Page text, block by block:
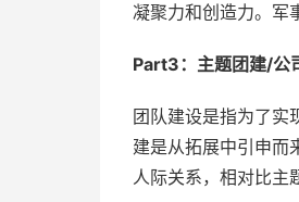
凝聚力和创造力。军
Part3：主题团建/公
团队建设是指为了实
建是从拓展中引申而
人际关系，相对比主